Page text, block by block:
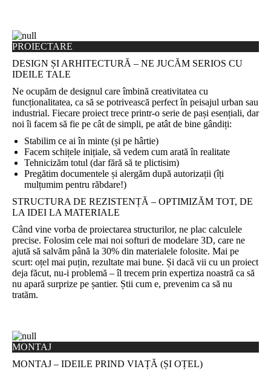
PROIECTARE
DESIGN ȘI ARHITECTURĂ – NE JUCĂM SERIOS CU
IDEILE TALE
Ne ocupăm de designul care îmbină creativitatea cu
funcționalitatea, ca să se potrivească perfect în peisajul urban sau
industrial. Fiecare proiect trece printr-o serie de pași esențiali, dar
noi îi facem să fie pe cât de simpli, pe atât de bine gândiți:
Stabilim ce ai în minte (și pe hârtie)
Facem schițele inițiale, să vedem cum arată în realitate
Tehnicizăm totul (dar fără să te plictisim)
Pregătim documentele și alergăm după autorizații (îți
mulțumim pentru răbdare!)
STRUCTURA DE REZISTENȚĂ – OPTIMIZĂM TOT, DE
LA IDEI LA MATERIALE
Când vine vorba de proiectarea structurilor, ne plac calculele
precise. Folosim cele mai noi softuri de modelare 3D, care ne
ajută să salvăm până la 30% din materialele folosite. Mai pe
scurt: oțel mai puțin, rezultate mai bune. Și dacă vii cu un proiect
deja făcut, nu-i problemă – îl trecem prin expertiza noastră ca să
nu apară surprize pe șantier. Știi cum e, prevenim ca să nu
tratăm.
MONTAJ
MONTAJ – IDEILE PRIND VIAȚĂ (ȘI OȚEL)